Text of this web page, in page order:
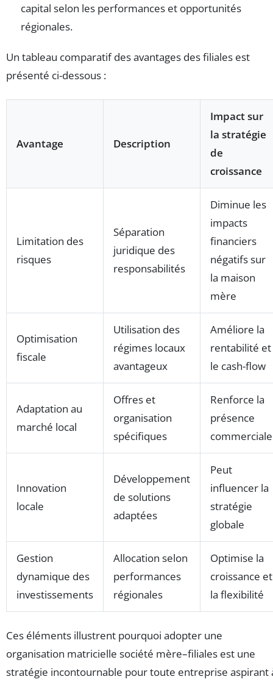
capital selon les performances et opportunités
régionales.
Un tableau comparatif des avantages des filiales est
présenté ci-dessous :
Avantage Description
Impact sur
la stratégie
de
croissance
Limitation des
risques
Séparation
juridique des
responsabilités
Diminue les
impacts
financiers
négatifs sur
la maison
mère
Optimisation
fiscale
Utilisation des
régimes locaux
avantageux
Améliore la
rentabilité et
le cash-flow
Adaptation au
marché local
Offres et
organisation
spécifiques
Renforce la
présence
commerciale
Innovation
locale
Développement
de solutions
adaptées
Peut
influencer la
stratégie
globale
Gestion
dynamique des
investissements
Allocation selon
performances
régionales
Optimise la
croissance et
la flexibilité
Ces éléments illustrent pourquoi adopter une
organisation matricielle société mère–filiales est une
stratégie incontournable pour toute entreprise aspirant